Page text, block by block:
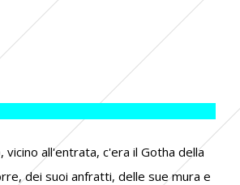
vicino all'entrata, c'era il Gotha della
dei suoi anfratti, delle sue mura e